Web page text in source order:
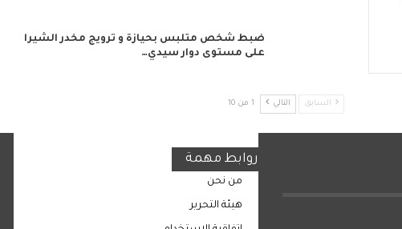
ضبط شخص متلبس بحيازة و ترويج مخدر الشيرا
على مستوى دوار سيدي…
السابق التالي 1 من 10
روابط مهمة
من نحن
هيئة التحرير